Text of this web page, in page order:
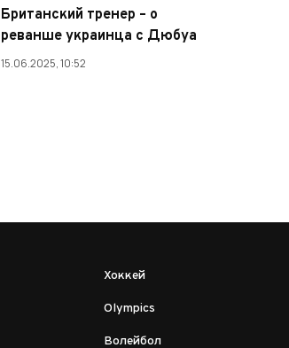
Британский тренер – о
реванше украинца с Дюбуа
15.06.2025, 10:52
Хоккей
Olympics
Волейбол